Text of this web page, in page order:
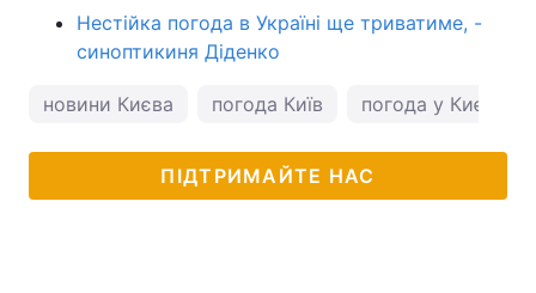
Нестійка погода в Україні ще триватиме, -
синоптикиня Діденко
новини Києва погода Київ погода у Києві
ПІДТРИМАЙТЕ НАС